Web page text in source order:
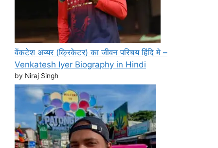
वेंकटेश अय्यर (क्रिकेटर) का जीवन परिचय हिंदि मे –
Venkatesh Iyer Biography in Hindi
by Niraj Singh